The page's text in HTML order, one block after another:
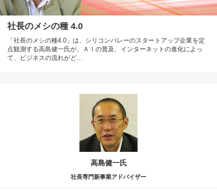
社長のメシの種 4.0
「社長のメシの種4.0」は、シリコンバレーのスタートアップ企業を定
点観測する高島健一氏が、ＡＩの普及、インターネットの進化によっ
て、ビジネスの流れがど…
高島健一氏
社長専門新事業アドバイザー